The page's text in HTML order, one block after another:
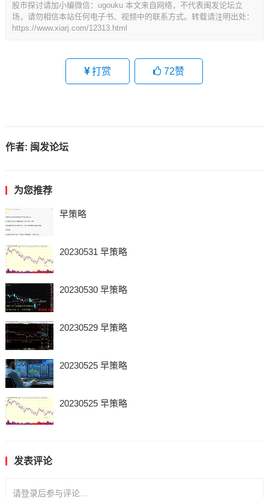
股市探讨请加小编微信：ugouku 本文来自网络，不代表闽发论坛立
场，请勿相信本站任何电子书、视频中的联系方式。转载请注明出处：
https://www.xiarj.com/12313.html
打赏 72赞
作者: 闽发论坛
为您推荐
早策略
20230531 早策略
20230530 早策略
20230529 早策略
20230525 早策略
20230525 早策略
发表评论
请登录后参与评论...